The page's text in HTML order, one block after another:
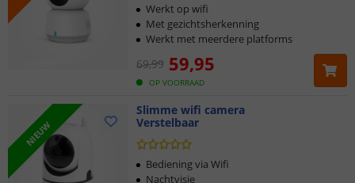
OP VOORRAAD
69,99 59,95
Werkt op wifi
Met gezichtsherkenning
Werkt met meerdere platforms
NIEUW
Slimme wifi camera
Verstelbaar
Bediening via Wifi
Nachtvisie